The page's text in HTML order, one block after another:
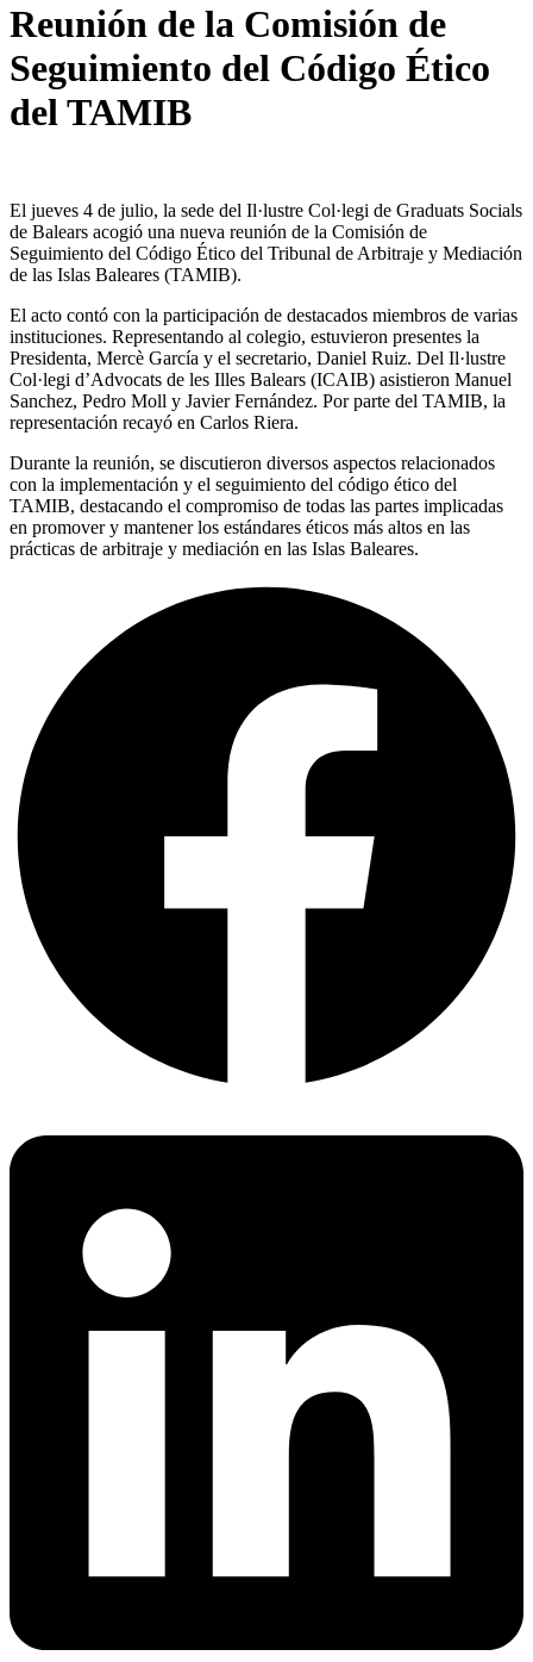
Reunión de la Comisión de
Seguimiento del Código Ético
del TAMIB
El jueves 4 de julio, la sede del Il·lustre Col·legi de Graduats Socials
de Balears acogió una nueva reunión de la Comisión de
Seguimiento del Código Ético del Tribunal de Arbitraje y Mediación
de las Islas Baleares (TAMIB).
El acto contó con la participación de destacados miembros de varias
instituciones. Representando al colegio, estuvieron presentes la
Presidenta, Mercè García y el secretario, Daniel Ruiz. Del Il·lustre
Col·legi d’Advocats de les Illes Balears (ICAIB) asistieron Manuel
Sanchez, Pedro Moll y Javier Fernández. Por parte del TAMIB, la
representación recayó en Carlos Riera.
Durante la reunión, se discutieron diversos aspectos relacionados
con la implementación y el seguimiento del código ético del
TAMIB, destacando el compromiso de todas las partes implicadas
en promover y mantener los estándares éticos más altos en las
prácticas de arbitraje y mediación en las Islas Baleares.